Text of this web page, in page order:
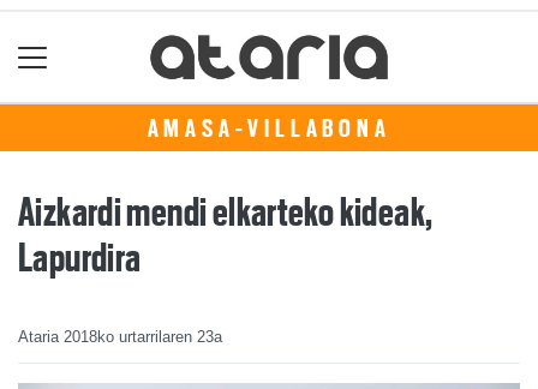
AMASA-VILLABONA
Aizkardi mendi elkarteko kideak,
Lapurdira
Ataria 2018ko urtarrilaren 23a